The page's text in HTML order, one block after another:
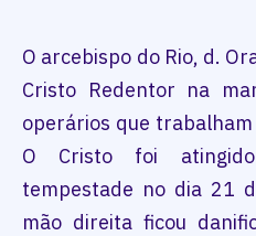
O arcebispo do Rio, d.
Cristo Redentor na
operários que
O Cristo foi
tempestade no dia 21
mão direita ficou